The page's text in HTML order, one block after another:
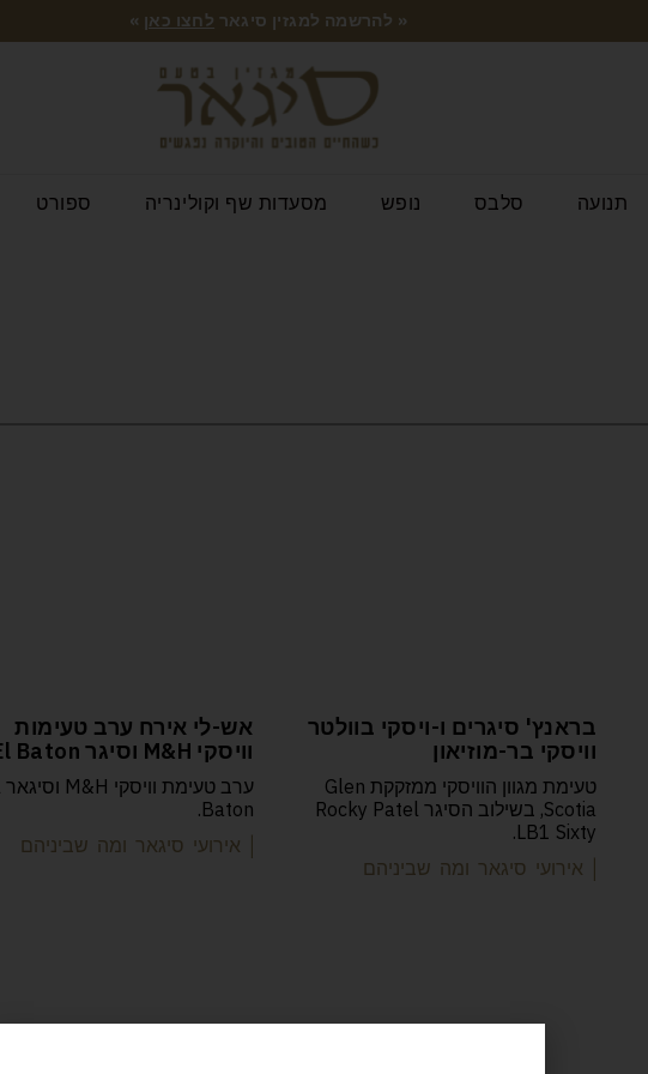
« להרשמה למגזין סיגאר לחצו כאן »
תנועה סלבס נופש מסעדות שף וקולינריה ספורט
בראנץ' סיגרים ו-ויסקי בוולטר
וויסקי בר-מוזיאון
טעימת מגוון הוויסקי ממזקקת Glen
Scotia, בשילוב הסיגר Rocky Patel
LB1 Sixty.
| אירועי סיגאר ומה שביניהם
אש-לי אירח ערב טעימות
וויסקי M&H וסיגר El Baton
Baton.
| אירועי סיגאר ומה שביניהם